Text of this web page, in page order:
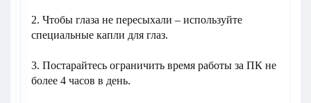
2. Чтобы глаза не пересыхали – используйте
специальные капли для глаз.
3. Постарайтесь ограничить время работы за ПК не
более 4 часов в день.